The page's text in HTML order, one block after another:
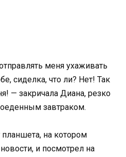
меня ухаживать
сиделка, что ли? Нет! Так
— закричала Диана, резко
завтраком.
планшета, на котором
и посмотрел на